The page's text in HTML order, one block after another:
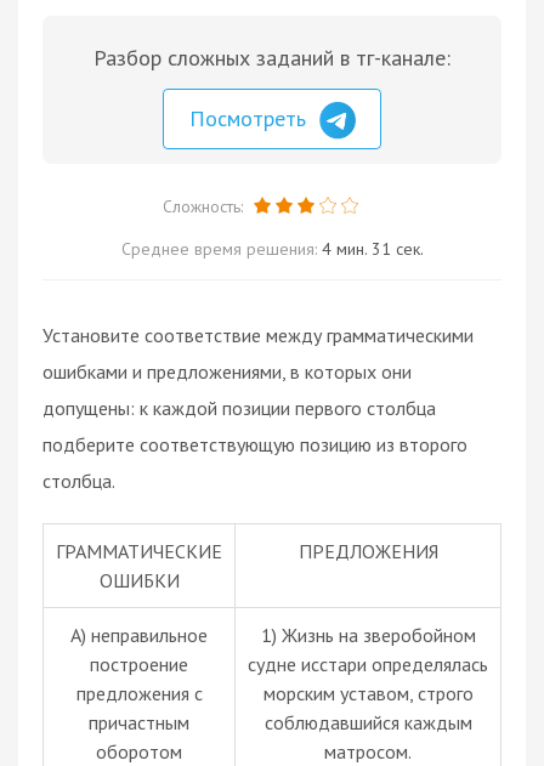
Разбор сложных заданий в тг-канале:
Посмотреть
Сложность:
Среднее время решения: 4 мин. 31 сек.
Установите соответствие между грамматическими
ошибками и предложениями, в которых они
допущены: к каждой позиции первого столбца
подберите соответствующую позицию из второго
столбца.
ГРАММАТИЧЕСКИЕ
ОШИБКИ
ПРЕДЛОЖЕНИЯ
А) неправильное
построение
предложения с
причастным
оборотом
1) Жизнь на зверобойном
судне исстари определялась
морским уставом, строго
соблюдавшийся каждым
матросом.